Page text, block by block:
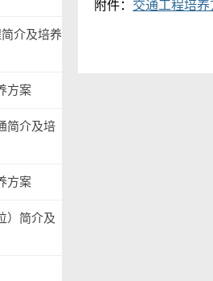
介及培养
方案
简介及培
方案
）简介及
附件： 交通工程培养